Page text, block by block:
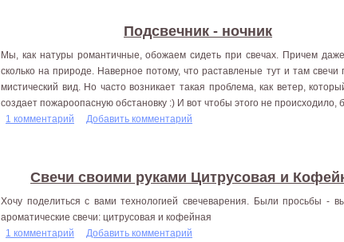
Подсвечник - ночник
Мы, как натуры романтичные, обожаем сидеть при свечах. Причем
сколько на природе. Наверное потому, что раставленые тут и там
мистический вид. Но часто возникает такая проблема, как ветер,
создает пожароопасную обстановку :) И вот чтобы этого не происходило,
1 комментарий
Добавить комментарий
Свечи своими руками Цитрусовая и
Хочу поделиться с вами технологией свечеварения. Были просьбы -
ароматические свечи: цитрусовая и кофейная
1 комментарий
Добавить комментарий